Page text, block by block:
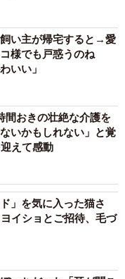
4/10
ありませんでした
雰囲気を感じた。
のない、何とも言え
い主が帰宅すると→愛
様でも戸惑うのね
いい」
間おきの壮絶な介護を
いかもしれない」と覚
えて感動
」を気に入った猫さ
イショとご招待、毛づ